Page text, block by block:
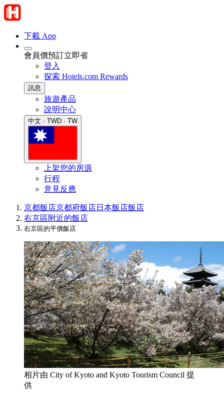
下載 App
會員價預訂立即省
登入
探索 Hotels.com Rewards
訊息
旅遊產品
說明中心
中文 · TWD · TW
上架您的房源
行程
意見反應
京都飯店京都府飯店日本飯店飯店
右京區附近的飯店
右京區的平價飯店
相片由 City of Kyoto and Kyoto Tourism Council 提
供